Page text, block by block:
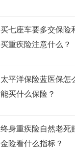
买七座车要多交保险
买重疾险注意什么？
太平洋保险蓝医保怎
能买什么保险？
终身重疾险自然老死
金险看什么指标？